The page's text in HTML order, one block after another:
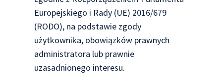
Europejskiego i Rady (UE) 2016/679
(RODO), na podstawie zgody
użytkownika, obowiązków prawnych
administratora lub prawnie
uzasadnionego interesu.